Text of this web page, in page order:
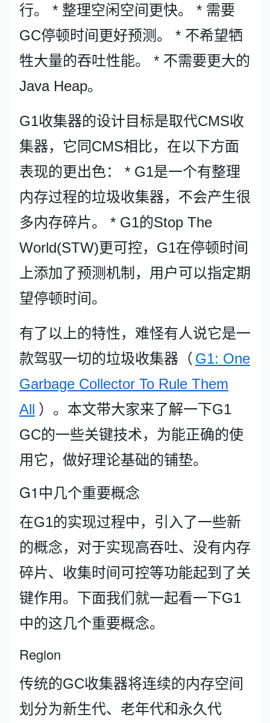
行。 * 整理空闲空间更快。 * 需要
GC停顿时间更好预测。 * 不希望牺
牲大量的吞吐性能。 * 不需要更大的
Java Heap。
G1收集器的设计目标是取代CMS收
集器，它同CMS相比，在以下方面
表现的更出色： * G1是一个有整理
内存过程的垃圾收集器，不会产生很
多内存碎片。 * G1的Stop The
World(STW)更可控，G1在停顿时间
上添加了预测机制，用户可以指定期
望停顿时间。
有了以上的特性，难怪有人说它是一
款驾驭一切的垃圾收集器（ G1: One
Garbage Collector To Rule Them
All ）。本文带大家来了解一下G1
GC的一些关键技术，为能正确的使
用它，做好理论基础的铺垫。
G1中几个重要概念
在G1的实现过程中，引入了一些新
的概念，对于实现高吞吐、没有内存
碎片、收集时间可控等功能起到了关
键作用。下面我们就一起看一下G1
中的这几个重要概念。
Region
传统的GC收集器将连续的内存空间
划分为新生代、老年代和永久代